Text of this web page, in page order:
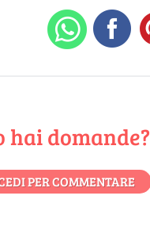
hai domande?
PER COMMENTARE